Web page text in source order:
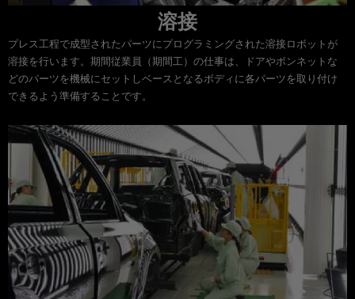
溶接
プレス工程で成型されたパーツにプログラミングされた溶接ロボットが
溶接を行います。期間従業員（期間工）の仕事は、ドアやボンネットな
どのパーツを機械にセットしベースとなるボディに各パーツを取り付け
できるよう準備することです。